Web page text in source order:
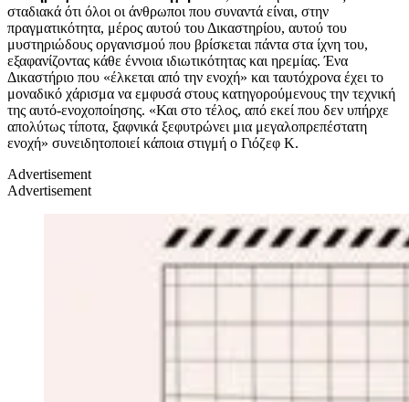
σταδιακά ότι όλοι οι άνθρωποι που συναντά είναι, στην
πραγματικότητα, μέρος αυτού του Δικαστηρίου, αυτού του
μυστηριώδους οργανισμού που βρίσκεται πάντα στα ίχνη του,
εξαφανίζοντας κάθε έννοια ιδιωτικότητας και ηρεμίας. Ένα
Δικαστήριο που «έλκεται από την ενοχή» και ταυτόχρονα έχει το
μοναδικό χάρισμα να εμφυσά στους κατηγορούμενους την τεχνική
της αυτό-ενοχοποίησης. «Και στο τέλος, από εκεί που δεν υπήρχε
απολύτως τίποτα, ξαφνικά ξεφυτρώνει μια μεγαλοπρεπέστατη
ενοχή» συνειδητοποιεί κάποια στιγμή ο Γιόζεφ Κ.
Advertisement
Advertisement